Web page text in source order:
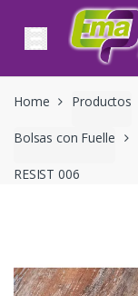
Skip to navigation
Skip to content
Home Productos
Bolsas con Fuelle
RESIST 006